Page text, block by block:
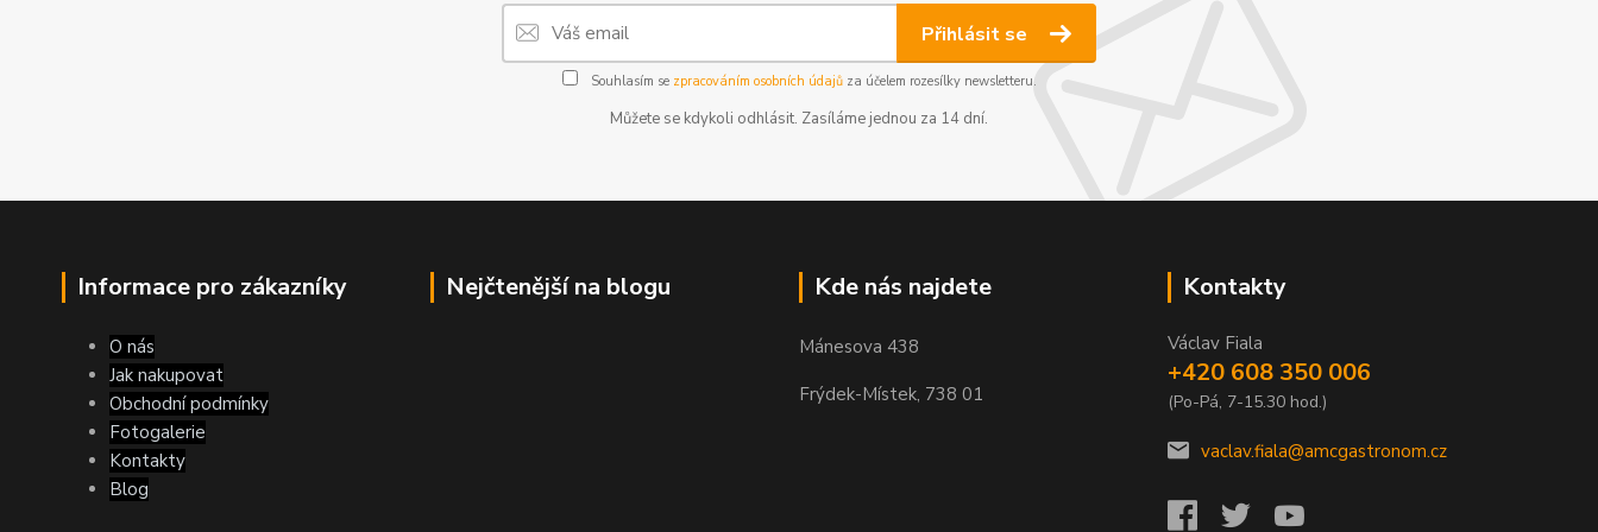
Přihlásit se
Souhlasím se zpracováním osobních údajůza účelem rozesílky newsletteru.
Můžete se kdykoli odhlásit. Zasíláme jednou za 14 dní.
Informace pro zákazníky
O nás
Jak nakupovat
Obchodní podmínky
Fotogalerie
Kontakty
Blog
Nejčtenější na blogu Kde nás najdete
Mánesova 438
Frýdek-Místek, 738 01
Kontakty
Václav Fiala
+420 608 350 006
(Po-Pá, 7-15.30 hod.)
vaclav.fiala@amcgastronom.cz